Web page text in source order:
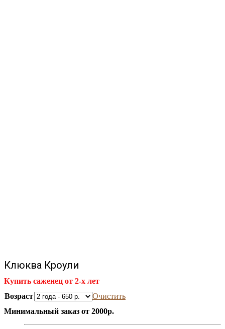
Клюква Кроули
Купить саженец от 2-х лет
Возраст
Очистить
Минимальный заказ от 2000р.